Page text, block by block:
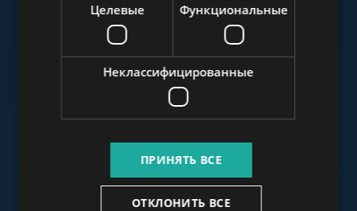
www.budapestoffices.net
www.budapestpropertysellers.com
Целевые Функциональные
Неклассифицированные
ПРИНЯТЬ ВСЕ
ОТКЛОНИТЬ ВСЕ